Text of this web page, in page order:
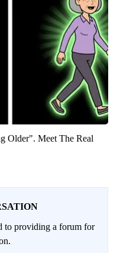
Older". Meet The Real
to providing a forum for